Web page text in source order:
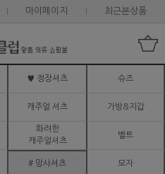
마이페이지 최근본상품
♥ 정장셔츠 슈즈
캐주얼 셔츠 가방&지갑
화려한
캐주얼셔츠
벨트
# 망사셔츠 모자